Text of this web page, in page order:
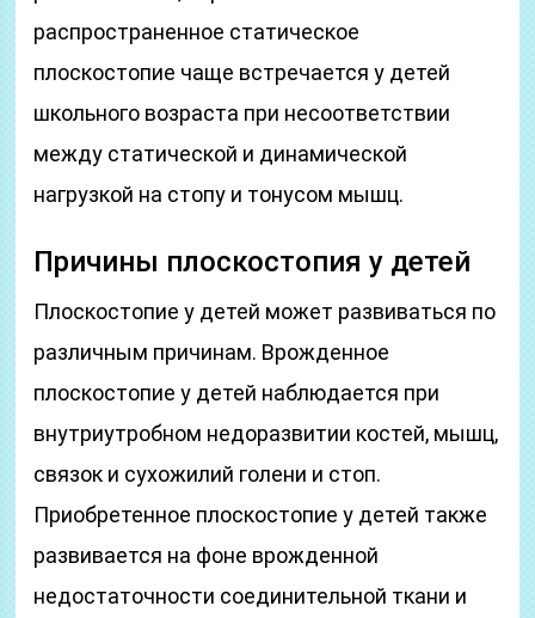
распространенное статическое
плоскостопие чаще встречается у детей
школьного возраста при несоответствии
между статической и динамической
нагрузкой на стопу и тонусом мышц.
Причины плоскостопия у детей
Плоскостопие у детей может развиваться по
различным причинам. Врожденное
плоскостопие у детей наблюдается при
внутриутробном недоразвитии костей, мышц,
связок и сухожилий голени и стоп.
Приобретенное плоскостопие у детей также
развивается на фоне врожденной
недостаточности соединительной ткани и